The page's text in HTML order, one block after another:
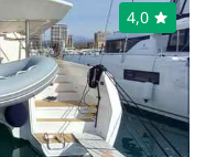
4,0